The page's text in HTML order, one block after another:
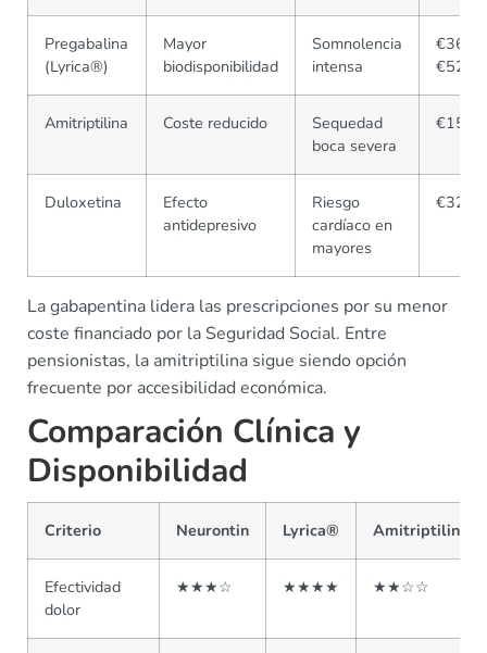
Pregabalina
(Lyrica®)
Mayor
biodisponibilidad
Somnolencia
intensa
€36-
€52
Amitriptilina Coste reducido
Sequedad
boca severa
€15
Duloxetina
Efecto
antidepresivo
Riesgo
cardíaco en
mayores
€32
La gabapentina lidera las prescripciones por su menor
coste financiado por la Seguridad Social. Entre
pensionistas, la amitriptilina sigue siendo opción
frecuente por accesibilidad económica.
Comparación Clínica y
Disponibilidad
Criterio Neurontin Lyrica® Amitriptilina
Efectividad
dolor
★★★☆ ★★★★ ★★☆☆